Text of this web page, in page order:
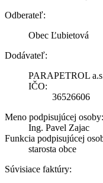
Odberateľ:
Obec Ľubietová
Dodávateľ:
PARAPETROL
IČO:
36526606
Meno podpisujúcej osoby:
Ing. Pavel Zajac
Funkcia podpisujúcej
starosta obce
Súvisiace faktúry: